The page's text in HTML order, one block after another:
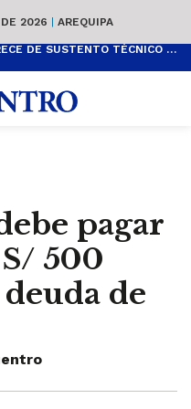
2026 | AREQUIPA
AUMENTO DEL SUELDO MÍNIMO CARECE DE SUSTENTO TÉCNICO Y ES POPULISTA
pagar
500
de